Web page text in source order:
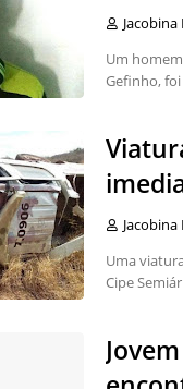
Um
Gefinho,
Uma
Cipe